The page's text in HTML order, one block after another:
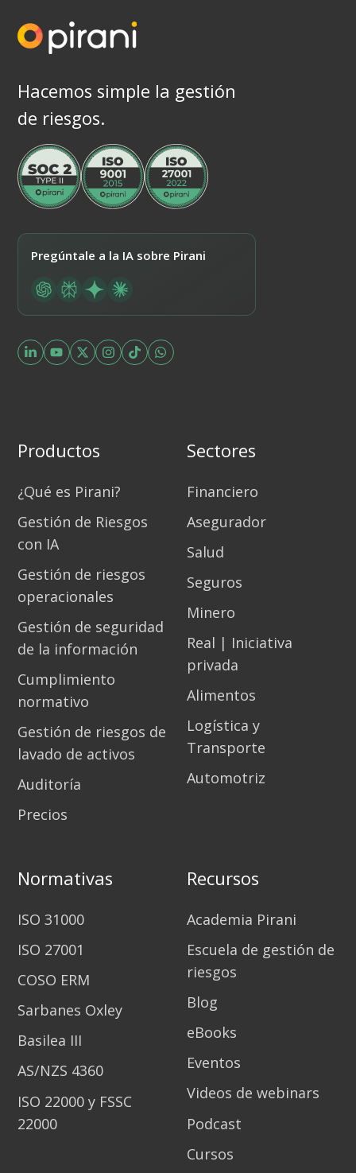
Hacemos simple la gestión
de riesgos.
Pregúntale a la IA sobre Pirani
Productos
¿Qué es Pirani?
Gestión de Riesgos
con IA
Gestión de riesgos
operacionales
Gestión de seguridad
de la información
Cumplimiento
normativo
Gestión de riesgos de
lavado de activos
Auditoría
Precios
Sectores
Financiero
Asegurador
Salud
Seguros
Minero
Real | Iniciativa
privada
Alimentos
Logística y
Transporte
Automotriz
Normativas
ISO 31000
ISO 27001
COSO ERM
Sarbanes Oxley
Basilea III
AS/NZS 4360
ISO 22000 y FSSC
22000
Recursos
Academia Pirani
Escuela de gestión de
riesgos
Blog
eBooks
Eventos
Videos de webinars
Podcast
Cursos